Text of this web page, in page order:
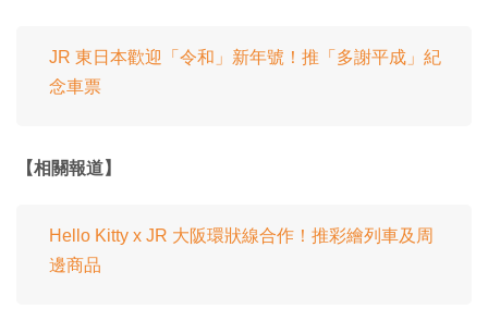
JR 東日本歡迎「令和」新年號！推「多謝平成」紀
念車票
【相關報道】
Hello Kitty x JR 大阪環狀線合作！推彩繪列車及周
邊商品